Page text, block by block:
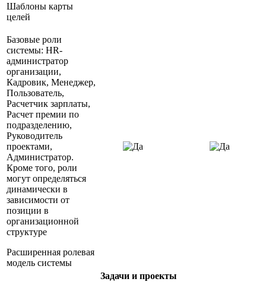
Шаблоны карты
целей
Базовые роли
системы: HR-
администратор
организации,
Кадровик, Менеджер,
Пользователь,
Расчетчик зарплаты,
Расчет премии по
подразделению,
Руководитель
проектами,
Администратор.
Кроме того, роли
могут определяться
динамически в
зависимости от
позиции в
организационной
структуре
Расширенная ролевая
модель системы
Задачи и проекты